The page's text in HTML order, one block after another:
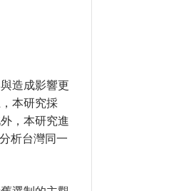
造成影響更
本研究採
，本研究進
析台灣同一